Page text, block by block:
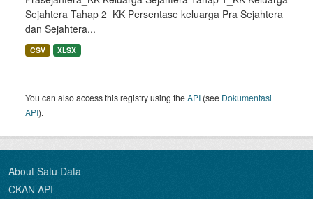
Sejahtera Tahap 2_KK Persentase keluarga Pra Sejahtera
dan Sejahtera...
CSV XLSX
You can also access this registry using theAPI (see Dokumentasi
API).
About Satu Data
CKAN API